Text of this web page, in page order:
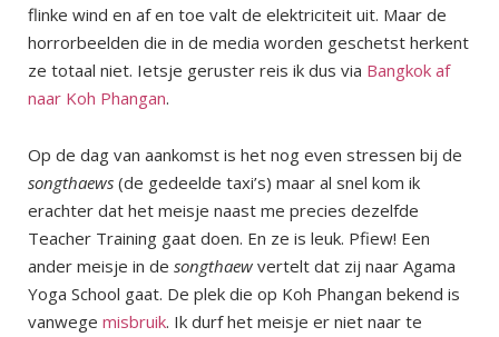
flinke wind en af en toe valt de elektriciteit uit. Maar de
horrorbeelden die in de media worden geschetst herkent
ze totaal niet. Ietsje geruster reis ik dus via Bangkok af
naar Koh Phangan.
Op de dag van aankomst is het nog even stressen bij de
songthaews (de gedeelde taxi’s) maar al snel kom ik
erachter dat het meisje naast me precies dezelfde
Teacher Training gaat doen. En ze is leuk. Pfiew! Een
ander meisje in de songthaew vertelt dat zij naar Agama
Yoga School gaat. De plek die op Koh Phangan bekend is
vanwege misbruik. Ik durf het meisje er niet naar te